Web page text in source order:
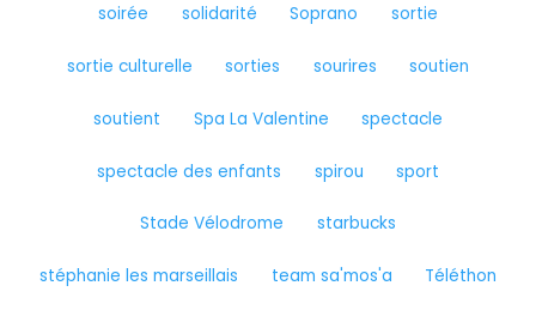
soirée solidarité Soprano sortie
sortie culturelle sorties sourires soutien
soutient Spa La Valentine spectacle
spectacle des enfants spirou sport
Stade Vélodrome starbucks
stéphanie les marseillais team sa'mos'a Téléthon